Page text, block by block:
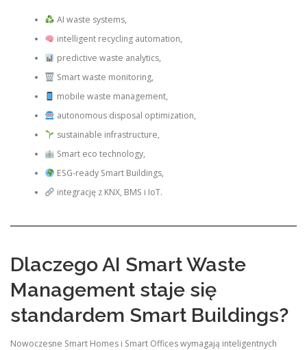
AI waste systems,
intelligent recycling automation,
predictive waste analytics,
Smart waste monitoring,
mobile waste management,
autonomous disposal optimization,
sustainable infrastructure,
Smart eco technology,
ESG-ready Smart Buildings,
integrację z KNX, BMS i IoT.
Dlaczego AI Smart Waste
Management staje się
standardem Smart Buildings?
Nowoczesne Smart Homes i Smart Offices wymagają inteligentnych